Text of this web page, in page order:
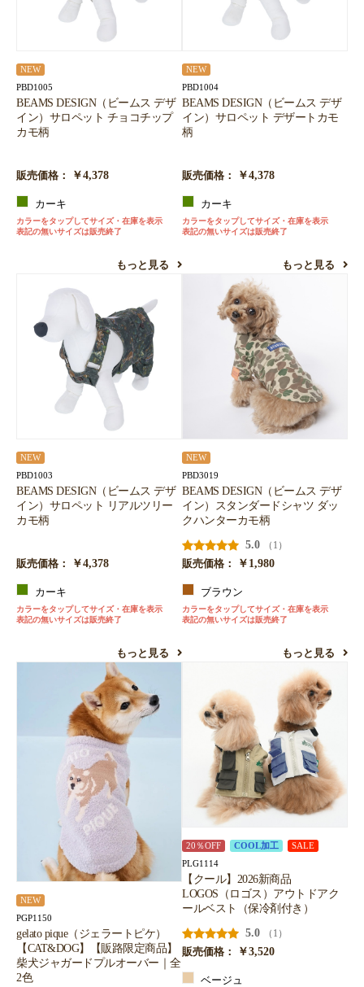
NEW
PBD1005
BEAMS DESIGN（ビームス デザ
イン）サロペット チョコチップ
カモ柄
販売価格： ￥4,378
カーキ
カラーをタップしてサイズ・在庫を表示
表記の無いサイズは販売終了
もっと見る
NEW
PBD1004
BEAMS DESIGN（ビームス デザ
イン）サロペット デザートカモ
柄
販売価格： ￥4,378
カーキ
カラーをタップしてサイズ・在庫を表示
表記の無いサイズは販売終了
もっと見る
NEW
PBD1003
BEAMS DESIGN（ビームス デザ
イン）サロペット リアルツリー
カモ柄
販売価格： ￥4,378
カーキ
カラーをタップしてサイズ・在庫を表示
表記の無いサイズは販売終了
もっと見る
NEW
PBD3019
BEAMS DESIGN（ビームス デザ
イン）スタンダードシャツ ダッ
クハンターカモ柄
5.0
（1）
販売価格：
￥1,980
ブラウン
カラーをタップしてサイズ・在庫を表示
表記の無いサイズは販売終了
もっと見る
NEW
PGP1150
gelato pique（ジェラートピケ）
【CAT&DOG】【販路限定商品】
柴犬ジャガードプルオーバー｜全
2色
20％OFF COOL加工 SALE
PLG1114
【クール】2026新商品
LOGOS（ロゴス）アウトドアク
ールベスト（保冷剤付き）
5.0
（1）
販売価格：
￥3,520
ベージュ